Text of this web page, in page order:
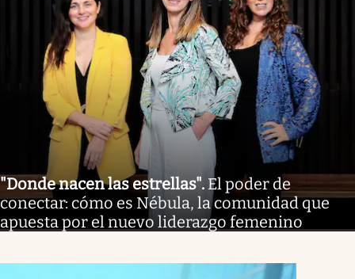
"Donde nacen las estrellas". El poder de
conectar: cómo es Nébula, la comunidad que
apuesta por el nuevo liderazgo femenino